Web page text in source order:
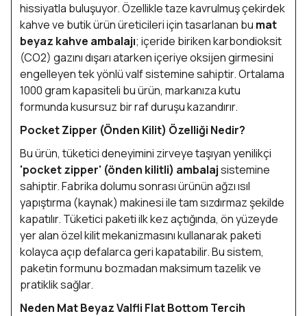
hissiyatla buluşuyor. Özellikle taze kavrulmuş çekirdek
kahve ve butik ürün üreticileri için tasarlanan bu mat
beyaz kahve ambalajı; içeride biriken karbondioksit
(CO2) gazını dışarı atarken içeriye oksijen girmesini
engelleyen tek yönlü valf sistemine sahiptir. Ortalama
1000 gram kapasiteli bu ürün, markanıza kutu
formunda kusursuz bir raf duruşu kazandırır.
Pocket Zipper (Önden Kilit) Özelliği Nedir?
Bu ürün, tüketici deneyimini zirveye taşıyan yenilikçi
'pocket zipper' (önden kilitli) ambalajsistemine
sahiptir. Fabrika dolumu sonrası ürünün ağzı ısıl
yapıştırma (kaynak) makinesi ile tam sızdırmaz şekilde
kapatılır. Tüketici paketi ilk kez açtığında, ön yüzeyde
yer alan özel kilit mekanizmasını kullanarak paketi
kolayca açıp defalarca geri kapatabilir. Bu sistem,
paketin formunu bozmadan maksimum tazelik ve
pratiklik sağlar.
Neden Mat Beyaz Valfli Flat Bottom Tercih